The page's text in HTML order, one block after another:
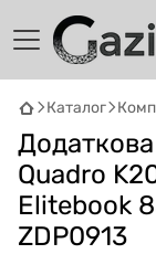
Каталог
Quadro
Elitebook
ZDP0913
GAZIKAI
Онлайн ·
Привіт!
Що